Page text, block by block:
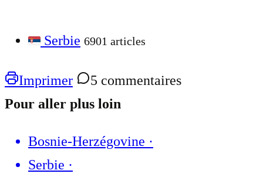
Serbie 6901 articles
Imprimer
5 commentaires
Pour aller plus loin
Bosnie-Herzégovine ·
Serbie ·